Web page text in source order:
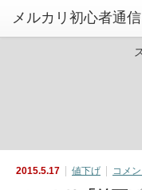
2015.5.17 値下げ コメ